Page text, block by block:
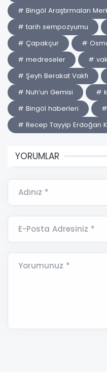
# Bingöl Araştırmaları
# tarih sempozyumu
# Çapakçur
#
# medreseler
#
# Şeyh Berakat Vakfı
# Nuh’un Gemisi
#
# Bingöl haberleri
# Recep Tayyip Erdoğan
YORUMLAR
Adınız *
E-Posta Adresiniz *
Yorumunuz *